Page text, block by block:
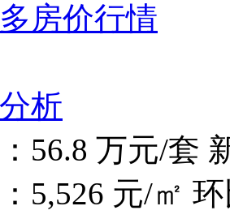
房价行情
析
56.8 万元/套
5,526 元/㎡